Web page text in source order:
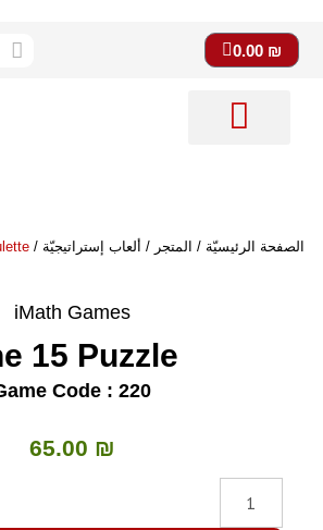
0.00₪
الصفحة الرئيسيّة/ المتجر/ ألعاب إستراتيجيّة/
iMath Games
15 Puzzle
Game Code : 220
65.00₪